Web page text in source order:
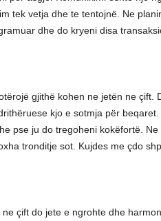
tek vetja dhe te tentojnë. Ne
dhe do kryeni disa
gjithë kohen ne jetën ne çift.
kjo e sotmja për
pse ju do tregoheni kokëfortë.
tronditje sot. Kujdes me çdo
çift do jete e ngrohte dhe